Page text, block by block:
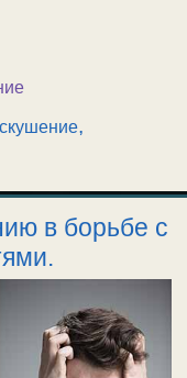
,
в борьбе с